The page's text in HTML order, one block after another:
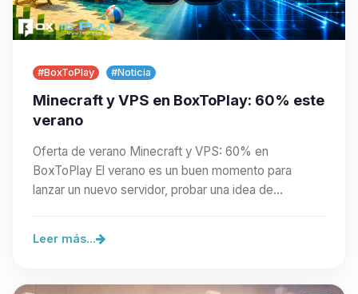
#BoxToPlay #Noticia
Minecraft y VPS en BoxToPlay: 60% este
verano
Oferta de verano Minecraft y VPS: 60% en
BoxToPlay El verano es un buen momento para
lanzar un nuevo servidor, probar una idea de
Leer más...